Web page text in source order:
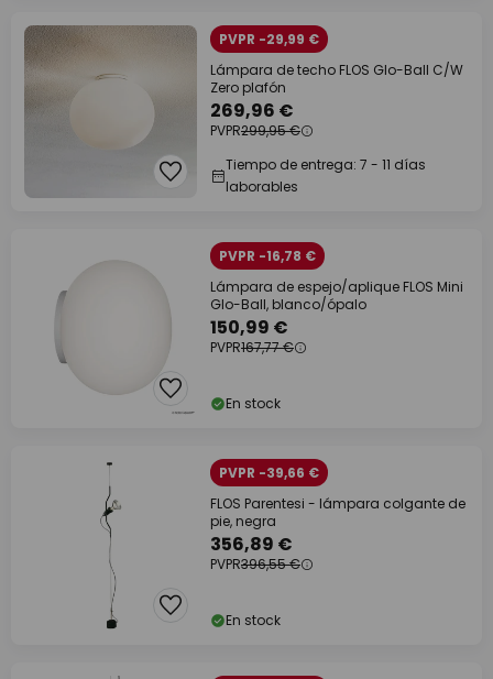
PVPR -29,99 €
Lámpara de techo FLOS Glo-Ball C/W
Zero plafón
269,96 €
PVPR299,95 €
Tiempo de entrega: 7 - 11 días
laborables
PVPR -16,78 €
Lámpara de espejo/aplique FLOS Mini
Glo-Ball, blanco/ópalo
150,99 €
PVPR167,77 €
En stock
PVPR -39,66 €
FLOS Parentesi - lámpara colgante de
pie, negra
356,89 €
PVPR396,55 €
En stock